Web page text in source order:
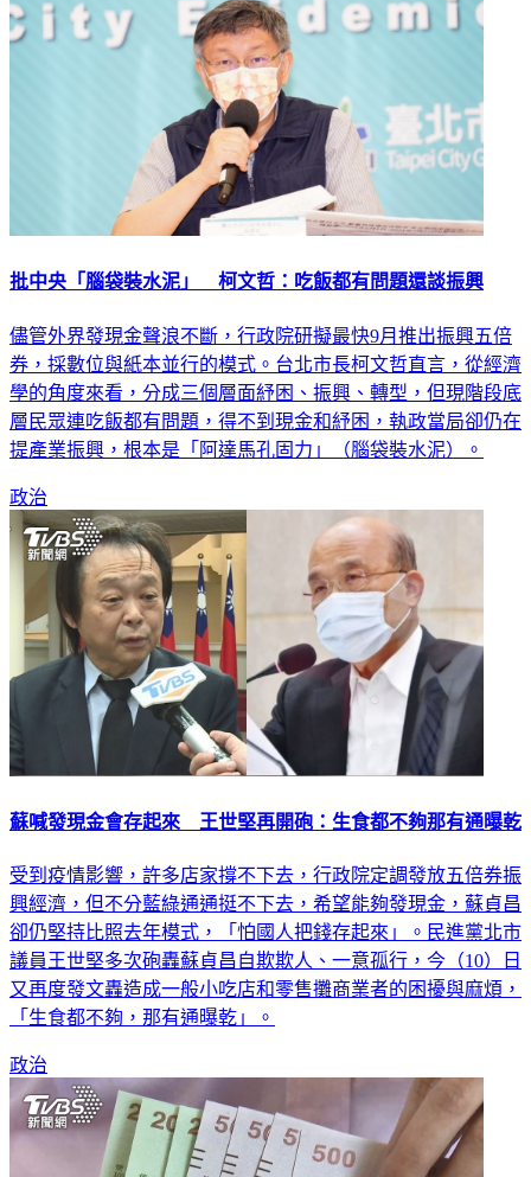
批中央「腦袋裝水泥」 柯文哲：吃飯都有問題還談振興
儘管外界發現金聲浪不斷，行政院研擬最快9月推出振興五倍
券，採數位與紙本並行的模式。台北市長柯文哲直言，從經濟
學的角度來看，分成三個層面紓困、振興、轉型，但現階段底
層民眾連吃飯都有問題，得不到現金和紓困，執政當局卻仍在
提產業振興，根本是「阿達馬孔固力」（腦袋裝水泥）。
政治
蘇喊發現金會存起來 王世堅再開砲：生食都不夠那有通曝乾
受到疫情影響，許多店家撐不下去，行政院定調發放五倍券振
興經濟，但不分藍綠通通挺不下去，希望能夠發現金，蘇貞昌
卻仍堅持比照去年模式，「怕國人把錢存起來」。民進黨北市
議員王世堅多次砲轟蘇貞昌自欺欺人、一意孤行，今（10）日
又再度發文轟造成一般小吃店和零售攤商業者的困擾與麻煩，
「生食都不夠，那有通曝乾」。
政治